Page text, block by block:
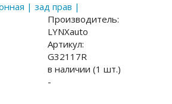
| зад прав |
Производитель:
LYNXauto
Артикул:
G32117R
в наличии (1 шт.)
-